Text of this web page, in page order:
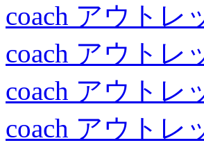
coach アウトレ
coach アウトレ
coach アウトレ
coach アウトレ